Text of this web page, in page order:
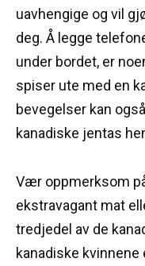
uavhengige og vil
deg. Å legge
under bordet, er
spiser ute med en
bevegelser kan
kanadiske jentas
Vær oppmerksom
ekstravagant mat
tredjedel av de
kanadiske